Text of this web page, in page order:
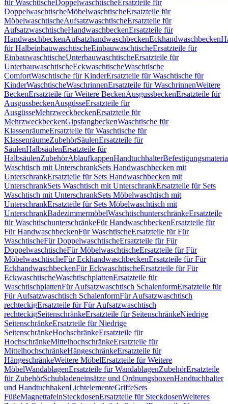
für WaschtischeDoppelwaschtischeErsatzteile für
DoppelwaschtischeMöbelwaschtischeErsatzteile für
MöbelwaschtischeAufsatzwaschtischeErsatzteile für
AufsatzwaschtischeHandwaschbeckenErsatzteile für
HandwaschbeckenAufsatzhandwaschbeckenEckhandwaschbecken
für HalbeinbauwaschtischeEinbauwaschtischeErsatzteile für
EinbauwaschtischeUnterbauwaschtischeErsatzteile für
UnterbauwaschtischeEckwaschtischeWaschtische
ComfortWaschtische für KinderErsatzteile für Waschtische für
KinderWaschtischeWaschrinnenErsatzteile für WaschrinnenWeitere
BeckenErsatzteile für Weitere BeckenAusgussbeckenErsatzteile für
AusgussbeckenAusgüsseErsatzteile für
AusgüsseMehrzweckbeckenErsatzteile für
MehrzweckbeckenGipsfangbeckenWaschtische für
KlassenräumeErsatzteile für Waschtische für
KlassenräumeZubehörSäulenErsatzteile für
SäulenHalbsäulenErsatzteile für
HalbsäulenZubehörAblaufkappenHandtuchhalter
Waschtisch mit UnterschrankSets Handwaschbecken mit
UnterschrankErsatzteile für Sets Handwaschbecken mit
UnterschrankSets Waschtisch mit UnterschrankErsatzteile für Sets
Waschtisch mit UnterschrankSets Möbelwaschtisch mit
UnterschrankErsatzteile für Sets Möbelwaschtisch mit
UnterschrankBadezimmermöbelWaschtischunterschränkeErsatzteile
für WaschtischunterschränkeFür HandwaschbeckenErsatzteile für
Für HandwaschbeckenFür WaschtischeErsatzteile für Für
WaschtischeFür DoppelwaschtischeErsatzteile für Für
DoppelwaschtischeFür MöbelwaschtischeErsatzteile für Für
MöbelwaschtischeFür EckhandwaschbeckenErsatzteile für Für
EckhandwaschbeckenFür EckwaschtischeErsatzteile für Für
EckwaschtischeWaschtischplattenErsatzteile für
WaschtischplattenFür Aufsatzwaschtisch SchalenformErsatzteile für
Für Aufsatzwaschtisch SchalenformFür Aufsatzwaschtisch
rechteckigErsatzteile für Für Aufsatzwaschtisch
rechteckigSeitenschränkeErsatzteile für SeitenschränkeNiedrige
SeitenschränkeErsatzteile für Niedrige
SeitenschränkeHochschränkeErsatzteile für
HochschränkeMittelhochschränkeErsatzteile für
MittelhochschränkeHängeschränkeErsatzteile für
HängeschränkeWeitere MöbelErsatzteile für Weitere
MöbelWandablagenErsatzteile für WandablagenZubehörErsatzteile
für ZubehörSchubladeneinsätze und OrdnungsboxenHandtuchhalter
und HandtuchhakenLichtelementeGriffeSets
FüßeMagnettafelnSteckdosenErsatzteile für SteckdosenWeiteres